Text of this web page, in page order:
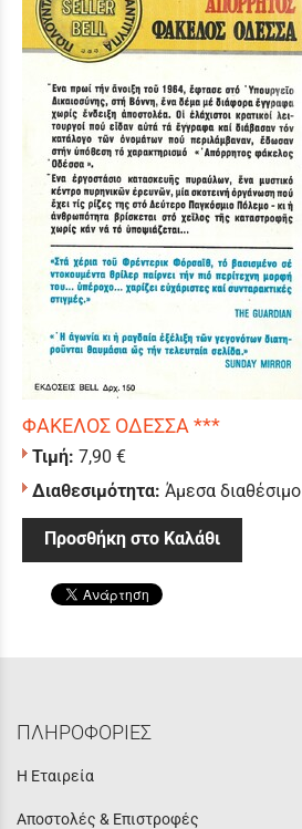
ΦΑΚΕΛΟΣ ΟΔΕΣΣΑ ***
Τιμή: 7,90 €
Διαθεσιμότητα: Άμεσα διαθέσιμο
Προσθήκη στο Καλάθι
ΠΛΗΡΟΦΟΡΙΕΣ
Η Εταιρεία
Αποστολές & Επιστροφές